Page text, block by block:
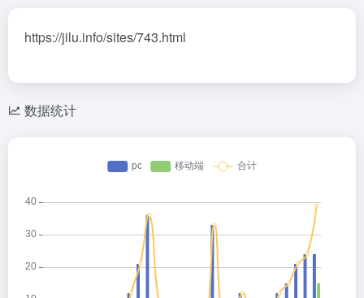
https://jilu.info/sites/743.html
数据统计